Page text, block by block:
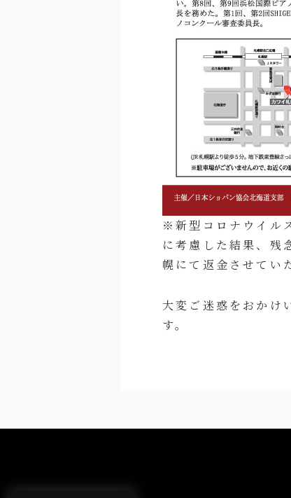
※新型コロナウイル
に考慮した結果、残
幌にて返金させてい
大変ご迷惑をおかけ
す。